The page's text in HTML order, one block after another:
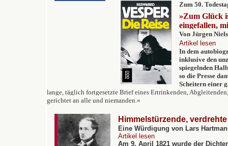
Zum 50.
»Zum Glück
eingefallen,
Von Jürgen
Artikel lesen
In dem
inklusive den
spiegelnden
so die Presse
Scheitern einer
lange, täglich fortgesetzte Brief eines Ertrinkenden,
gerichtet an alle und niemanden.«
Himmelstürzende,
Eine Würdigung von Lars
Artikel lesen
Am 9. April 1821 wurde der Dichter